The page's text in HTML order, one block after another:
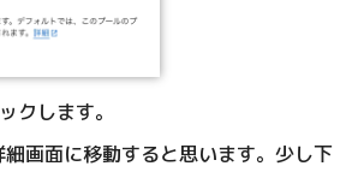
クします。
画面に移動すると思います。少し下